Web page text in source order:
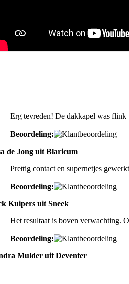
Erg tevreden! De dakkapel was flink
Beoordeling:
de Jong uit Blaricum
Prettig contact en supernetjes
Beoordeling:
Kuipers uit Sneek
Het resultaat is boven verwachting.
Beoordeling:
Mulder uit Deventer